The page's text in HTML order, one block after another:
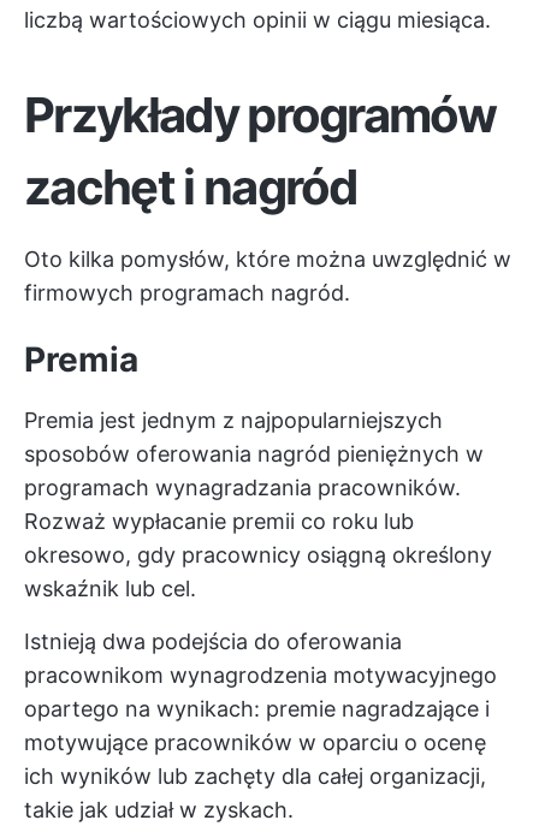
liczbą wartościowych opinii w ciągu miesiąca.
Przykłady programów
zachęt i nagród
Oto kilka pomysłów, które można uwzględnić w
firmowych programach nagród.
Premia
Premia jest jednym z najpopularniejszych
sposobów oferowania nagród pieniężnych w
programach wynagradzania pracowników.
Rozważ wypłacanie premii co roku lub
okresowo, gdy pracownicy osiągną określony
wskaźnik lub cel.
Istnieją dwa podejścia do oferowania
pracownikom wynagrodzenia motywacyjnego
opartego na wynikach: premie nagradzające i
motywujące pracowników w oparciu o ocenę
ich wyników lub zachęty dla całej organizacji,
takie jak udział w zyskach.